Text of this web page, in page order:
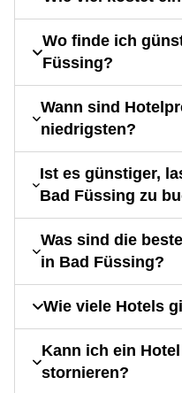
Wo finde ich
Füssing?
Wann sind
niedrigsten?
Ist es günstiger,
Bad Füssing zu
Was sind die
in Bad Füssing?
Wie viele Hotels
Kann ich ein
stornieren?